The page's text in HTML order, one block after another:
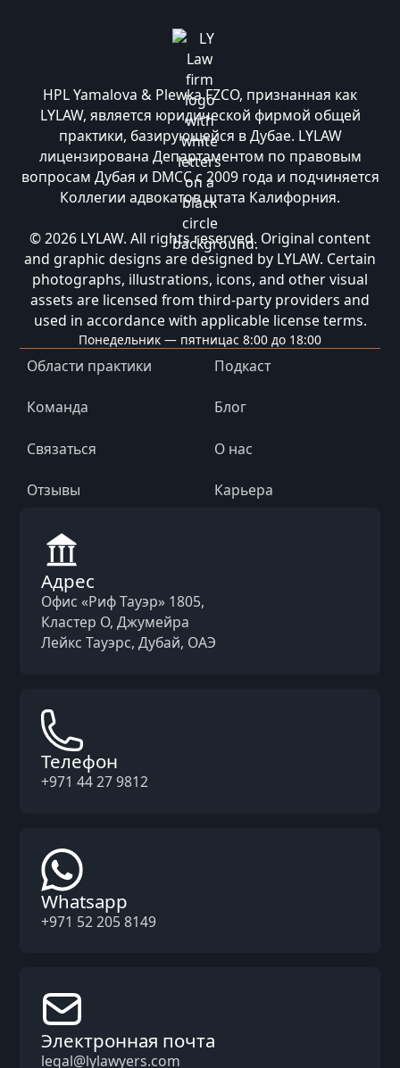
HPL Yamalova & Plewka FZCO, признанная как
LYLAW, является юридической фирмой общей
практики, базирующейся в Дубае. LYLAW
лицензирована Департаментом по правовым
вопросам Дубая и DMCC с 2009 года и подчиняется
Коллегии адвокатов штата Калифорния.
© 2026 LYLAW. All rights reserved. Original content
and graphic designs are designed by LYLAW. Certain
photographs, illustrations, icons, and other visual
assets are licensed from third-party providers and
used in accordance with applicable license terms.
Понедельник — пятницас 8:00 до 18:00
Области практики Подкаст
Команда Блог
Связаться О нас
Отзывы Карьера
Адрес
Офис «Риф Тауэр» 1805,
Кластер O, Джумейра
Лейкс Тауэрс, Дубай, ОАЭ
Телефон
+971 44 27 9812
Whatsapp
+971 52 205 8149
Электронная почта
legal@lylawyers.com